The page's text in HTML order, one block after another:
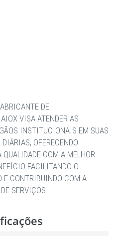
DE
VISA ATENDER AS
INSTITUCIONAIS EM SUAS
OFERECENDO
QUALIDADE COM A MELHOR
FACILITANDO O
E CONTRIBUINDO COM A
SERVIÇOS